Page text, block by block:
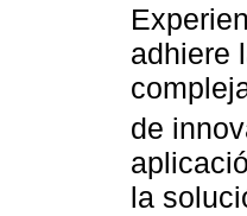
adhiere
de
la